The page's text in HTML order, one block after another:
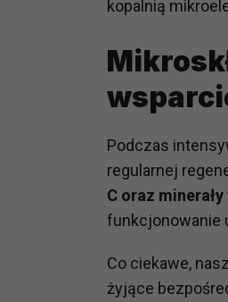
kopalnią
Podczas
regularnej
C oraz
funkcjonowanie
Co ciekawe,
żyjące
np.
Masz